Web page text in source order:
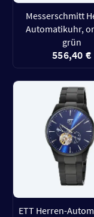
Messerschmitt
Automatikuhr,
grün
556,40 €
ETT Herren-